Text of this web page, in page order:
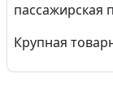
пассажирская
Крупная